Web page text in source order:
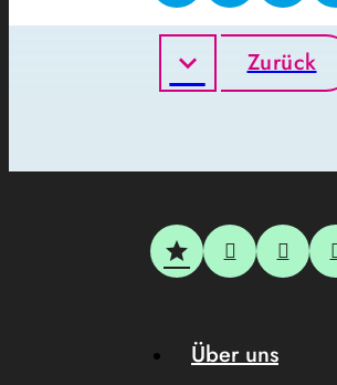
Zurück
Über uns